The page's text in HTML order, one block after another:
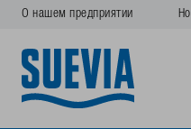
О нашем предприятии